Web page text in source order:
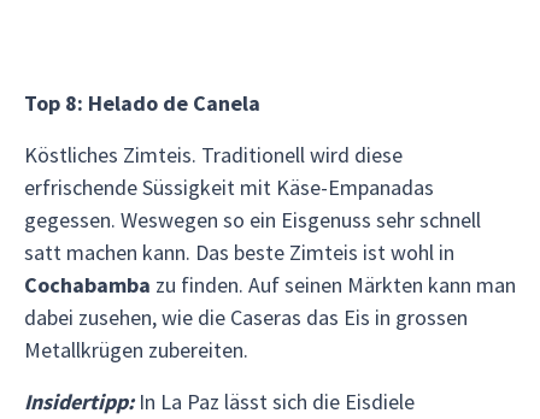
Top 8: Helado de Canela
Köstliches Zimteis. Traditionell wird diese
erfrischende Süssigkeit mit Käse-Empanadas
gegessen. Weswegen so ein Eisgenuss sehr schnell
satt machen kann. Das beste Zimteis ist wohl in
Cochabamba zu finden. Auf seinen Märkten kann man
dabei zusehen, wie die Caseras das Eis in grossen
Metallkrügen zubereiten.
Insidertipp:In La Paz lässt sich die Eisdiele